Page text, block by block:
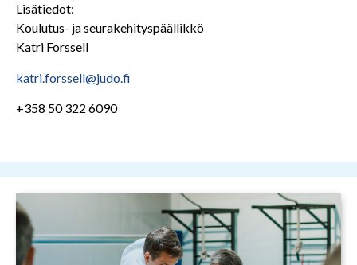
Lisätiedot:
Koulutus- ja seurakehityspäällikkö
Katri Forssell
katri.forssell@judo.fi
+358 50 322 6090